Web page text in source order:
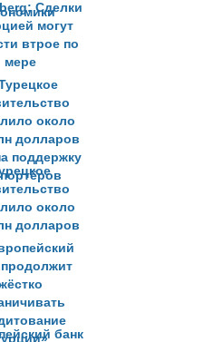
Сделки
могут
втрое по
мере
около
долларов
поддержку
банк